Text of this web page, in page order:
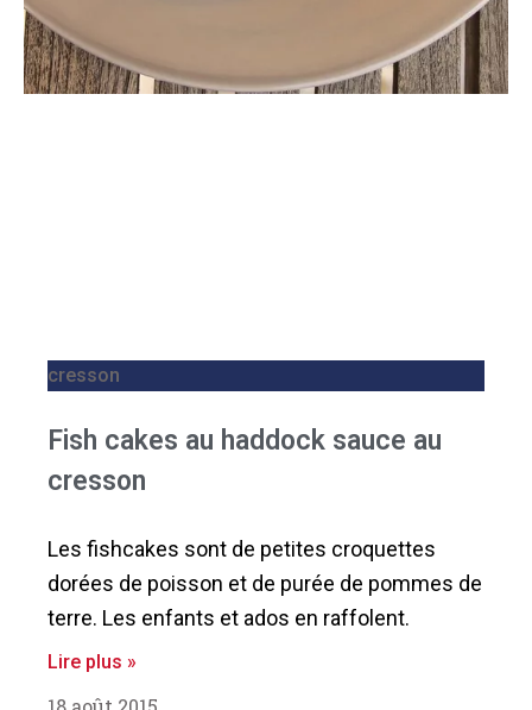
cresson
Fish cakes au haddock sauce au
cresson
Les fishcakes sont de petites croquettes
dorées de poisson et de purée de pommes de
terre. Les enfants et ados en raffolent.
Lire plus »